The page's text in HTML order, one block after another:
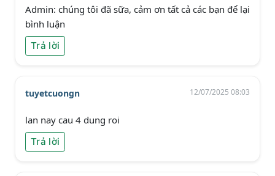
Admin: chúng tôi đã sữa, cảm ơn tất cả các bạn để lại
bình luận
Trả lời
tuyetcuongn 12/07/2025 08:03
lan nay cau 4 dung roi
Trả lời